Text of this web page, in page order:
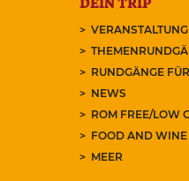
RUNDGÄNGE
NEWS
ROM FREE/LOW
FOOD AND WINE
MEER